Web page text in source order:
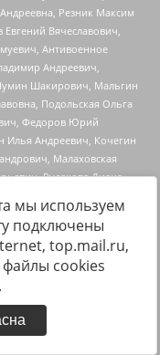
мы используем
подключены
top.mail.ru,
файлы cookies